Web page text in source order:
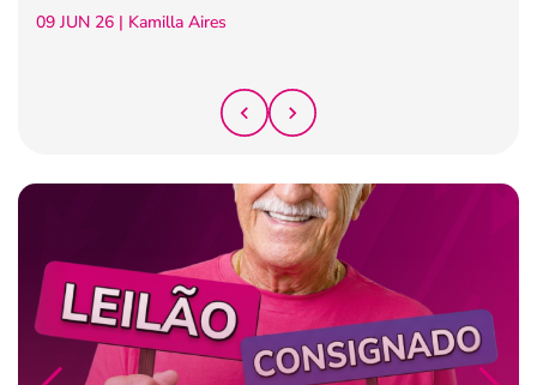
09 JUN 26 | Kamilla Aires